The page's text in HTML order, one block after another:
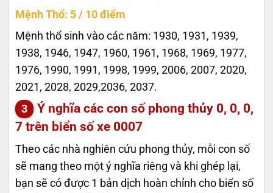
Mệnh Thổ: 5 / 10 điểm
Mệnh thổ sinh vào các năm: 1930, 1931, 1939,
1938, 1946, 1947, 1960, 1961, 1968, 1969, 1977,
1976, 1990, 1991, 1998, 1999, 2006, 2007, 2020,
2021, 2028, 2029,2036, 2037.
Ý nghĩa các con số phong thủy 0, 0, 0,
7 trên biển số xe 0007
Theo các nhà nghiên cứu phong thủy, mỗi con số
sẽ mang theo một ý nghĩa riêng và khi ghép lại,
bạn sẽ có được 1 bản dịch hoàn chỉnh cho biển số